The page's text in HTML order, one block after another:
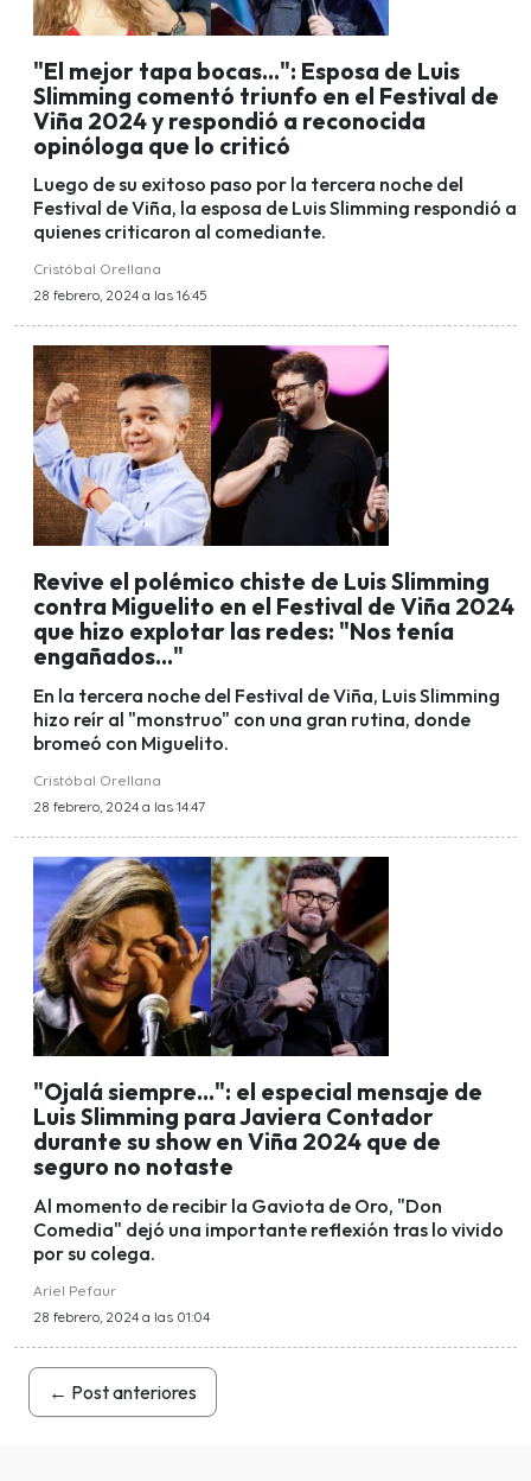
"El mejor tapa bocas...": Esposa de Luis
Slimming comentó triunfo en el Festival de
Viña 2024 y respondió a reconocida
opinóloga que lo criticó
Luego de su exitoso paso por la tercera noche del
Festival de Viña, la esposa de Luis Slimming respondió a
quienes criticaron al comediante.
Cristóbal Orellana
28 febrero, 2024 a las 16:45
Revive el polémico chiste de Luis Slimming
contra Miguelito en el Festival de Viña 2024
que hizo explotar las redes: "Nos tenía
engañados..."
En la tercera noche del Festival de Viña, Luis Slimming
hizo reír al "monstruo" con una gran rutina, donde
bromeó con Miguelito.
Cristóbal Orellana
28 febrero, 2024 a las 14:47
"Ojalá siempre...": el especial mensaje de
Luis Slimming para Javiera Contador
durante su show en Viña 2024 que de
seguro no notaste
Al momento de recibir la Gaviota de Oro, "Don
Comedia" dejó una importante reflexión tras lo vivido
por su colega.
Ariel Pefaur
28 febrero, 2024 a las 01:04
← Post anteriores